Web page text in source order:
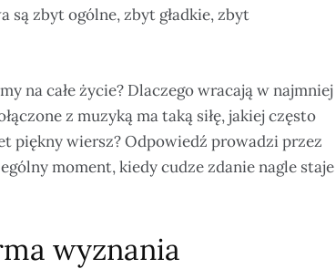
są zbyt ogólne, zbyt gładkie, zbyt
na całe życie? Dlaczego wracają w najmniej
z muzyką ma taką siłę, jakiej często
piękny wiersz? Odpowiedź prowadzi przez
moment, kiedy cudze zdanie nagle staje
wyznania